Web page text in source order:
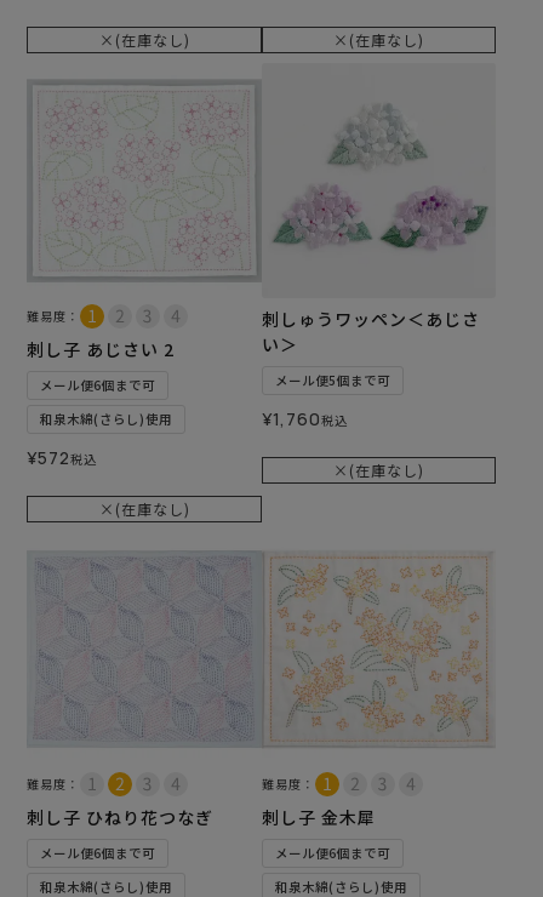
×(在庫なし) ×(在庫なし)
難易度：
刺し子 あじさい 2
メール便6個まで可
和泉木綿(さらし)使用
¥572税込
×(在庫なし)
刺しゅうワッペン＜あじさ
い＞
メール便5個まで可
¥1,760税込
×(在庫なし)
難易度：
刺し子 ひねり花つなぎ
メール便6個まで可
和泉木綿(さらし)使用
難易度：
刺し子 金木犀
メール便6個まで可
和泉木綿(さらし)使用